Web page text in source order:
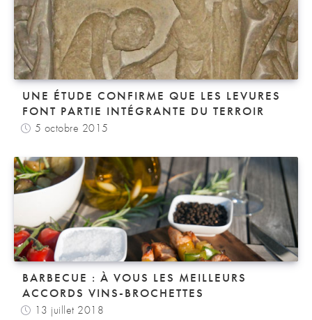
UNE ÉTUDE CONFIRME QUE LES LEVURES
FONT PARTIE INTÉGRANTE DU TERROIR
5 octobre 2015
BARBECUE : À VOUS LES MEILLEURS
ACCORDS VINS-BROCHETTES
13 juillet 2018